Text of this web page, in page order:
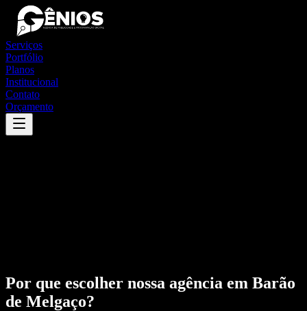
Serviços
Portfólio
Planos
Institucional
Contato
Orçamento
Por que escolher nossa agência em Barão
de Melgaço?